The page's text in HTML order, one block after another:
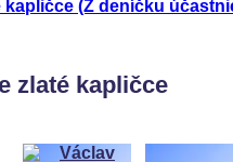
(Z deníčku
zlaté kapličce